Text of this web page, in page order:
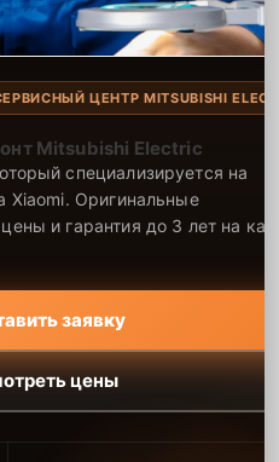
ЦЕНТР MITSUBISHI
Mitsubishi Electric
специализируется на
Xiaomi. Оригинальные
и гарантия до 3 лет на
заявку
цены